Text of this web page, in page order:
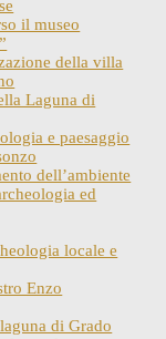
il museo
della villa
Laguna di
e paesaggio
dell’ambiente
ed
locale e
Enzo
di Grado